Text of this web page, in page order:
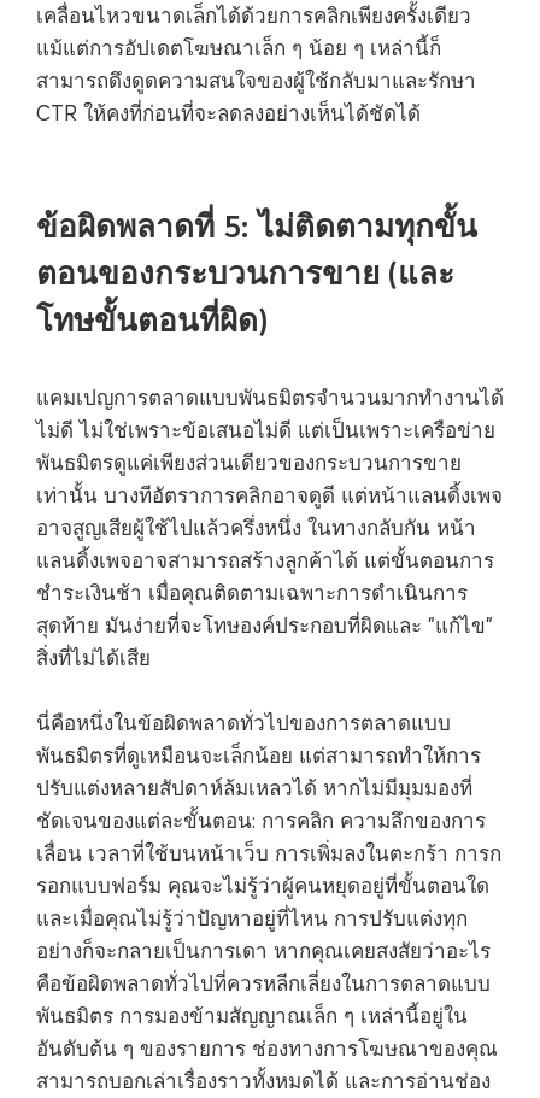
เคลื่อนไหวขนาดเล็กได้ด้วยการคลิกเพียงครั้งเดียว
แม้แต่การอัปเดตโฆษณาเล็ก ๆ น้อย ๆ เหล่านี้ก็
สามารถดึงดูดความสนใจของผู้ใช้กลับมาและรักษา
CTR ให้คงที่ก่อนที่จะลดลงอย่างเห็นได้ชัดได้
ข้อผิดพลาดที่ 5: ไม่ติดตามทุกขั้น
ตอนของกระบวนการขาย (และ
โทษขั้นตอนที่ผิด)
แคมเปญการตลาดแบบพันธมิตรจำนวนมากทำงานได้
ไม่ดี ไม่ใช่เพราะข้อเสนอไม่ดี แต่เป็นเพราะเครือข่าย
พันธมิตรดูแค่เพียงส่วนเดียวของกระบวนการขาย
เท่านั้น บางทีอัตราการคลิกอาจดูดี แต่หน้าแลนดิ้งเพจ
อาจสูญเสียผู้ใช้ไปแล้วครึ่งหนึ่ง ในทางกลับกัน หน้า
แลนดิ้งเพจอาจสามารถสร้างลูกค้าได้ แต่ขั้นตอนการ
ชำระเงินช้า เมื่อคุณติดตามเฉพาะการดำเนินการ
สุดท้าย มันง่ายที่จะโทษองค์ประกอบที่ผิดและ "แก้ไข"
สิ่งที่ไม่ได้เสีย
นี่คือหนึ่งในข้อผิดพลาดทั่วไปของการตลาดแบบ
พันธมิตรที่ดูเหมือนจะเล็กน้อย แต่สามารถทำให้การ
ปรับแต่งหลายสัปดาห์ล้มเหลวได้ หากไม่มีมุมมองที่
ชัดเจนของแต่ละขั้นตอน: การคลิก ความลึกของการ
เลื่อน เวลาที่ใช้บนหน้าเว็บ การเพิ่มลงในตะกร้า การก
รอกแบบฟอร์ม คุณจะไม่รู้ว่าผู้คนหยุดอยู่ที่ขั้นตอนใด
และเมื่อคุณไม่รู้ว่าปัญหาอยู่ที่ไหน การปรับแต่งทุก
อย่างก็จะกลายเป็นการเดา หากคุณเคยสงสัยว่าอะไร
คือข้อผิดพลาดทั่วไปที่ควรหลีกเลี่ยงในการตลาดแบบ
พันธมิตร การมองข้ามสัญญาณเล็ก ๆ เหล่านี้อยู่ใน
อันดับต้น ๆ ของรายการ ช่องทางการโฆษณาของคุณ
สามารถบอกเล่าเรื่องราวทั้งหมดได้ และการอ่านช่อง